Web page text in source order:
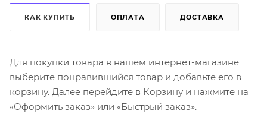
КАК КУПИТЬ ОПЛАТА ДОСТАВКА
Для покупки товара в нашем интернет-магазине
выберите понравившийся товар и добавьте его в
корзину. Далее перейдите в Корзину и нажмите на
«Оформить заказ» или «Быстрый заказ».